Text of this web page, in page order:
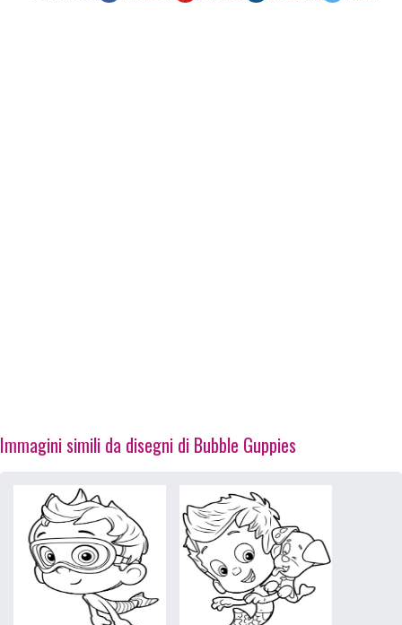
Immagini simili da disegni di Bubble Guppies